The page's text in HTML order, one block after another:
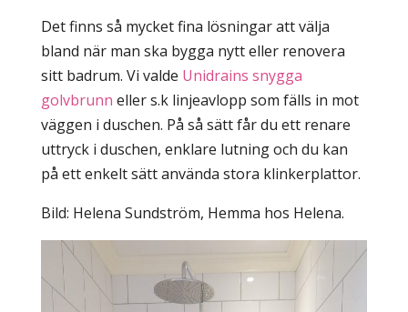
Det finns så mycket fina lösningar att välja
bland när man ska bygga nytt eller renovera
sitt badrum. Vi valde Unidrains snygga
golvbrunn eller s.k linjeavlopp som fälls in mot
väggen i duschen. På så sätt får du ett renare
uttryck i duschen, enklare lutning och du kan
på ett enkelt sätt använda stora klinkerplattor.
Bild: Helena Sundström, Hemma hos Helena.